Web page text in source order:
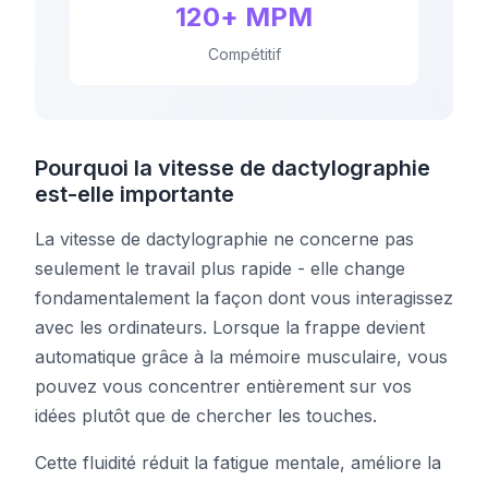
120+ MPM
Compétitif
Pourquoi la vitesse de dactylographie
est-elle importante
La vitesse de dactylographie ne concerne pas
seulement le travail plus rapide - elle change
fondamentalement la façon dont vous interagissez
avec les ordinateurs. Lorsque la frappe devient
automatique grâce à la mémoire musculaire, vous
pouvez vous concentrer entièrement sur vos
idées plutôt que de chercher les touches.
Cette fluidité réduit la fatigue mentale, améliore la